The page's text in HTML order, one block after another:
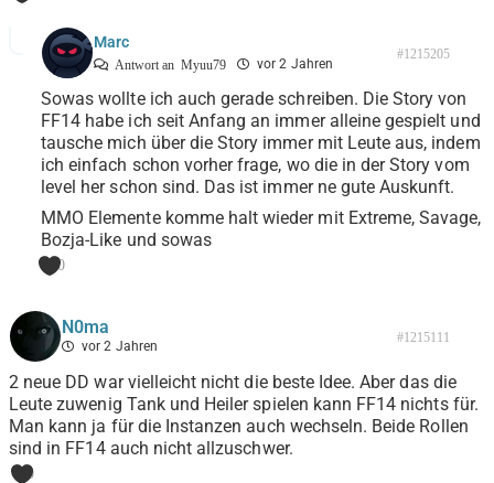
Marc
Antwort an Myuu79 vor 2 Jahren
#1215205
Sowas wollte ich auch gerade schreiben. Die Story von
FF14 habe ich seit Anfang an immer alleine gespielt und
tausche mich über die Story immer mit Leute aus, indem
ich einfach schon vorher frage, wo die in der Story vom
level her schon sind. Das ist immer ne gute Auskunft.
MMO Elemente komme halt wieder mit Extreme, Savage,
Bozja-Like und sowas
0
N0ma
vor 2 Jahren
#1215111
2 neue DD war vielleicht nicht die beste Idee. Aber das die
Leute zuwenig Tank und Heiler spielen kann FF14 nichts für.
Man kann ja für die Instanzen auch wechseln. Beide Rollen
sind in FF14 auch nicht allzuschwer.
0